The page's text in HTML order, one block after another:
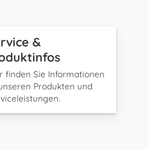
&
finden Sie Informationen
Produkten und